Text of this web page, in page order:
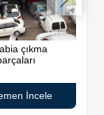
çıkma
İncele